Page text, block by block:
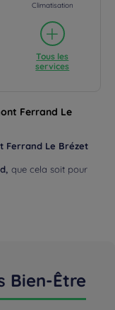
Climatisation
Tous les
services
Ferrand Le
Ferrand Le Brézet
que cela soit pour
Bien-Être